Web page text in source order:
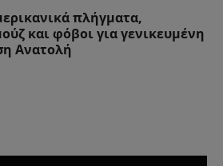
πλήγματα,
και φόβοι για γενικευμένη
Ανατολή